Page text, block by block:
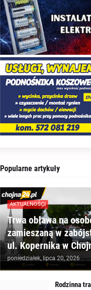
Popularne artykuły
AKTUALNOŚCI
Trwa obława na
zamieszaną w
ul. Kopernika w
poniedziałek, lipca 20, 2026
Rodzinna